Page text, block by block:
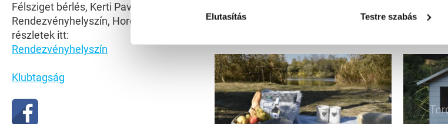
Elutasítás Testre szabás
Félsziget bérlés, Kerti Pavilon bérlés,
Rendezvényhelyszín, Horgászat
részletek itt:
Rendezvényhelyszín
Klubtagság